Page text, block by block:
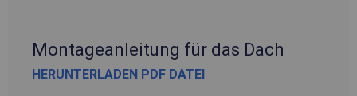
Montageanleitung für das Dach
HERUNTERLADEN PDF DATEI